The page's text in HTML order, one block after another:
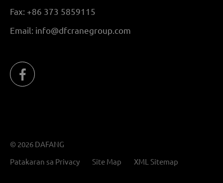
Fax: +86 373 5859115
Email: info@dfcranegroup.com
© 2026 DAFANG
Patakaran sa Privacy
Site Map XML Sitemap